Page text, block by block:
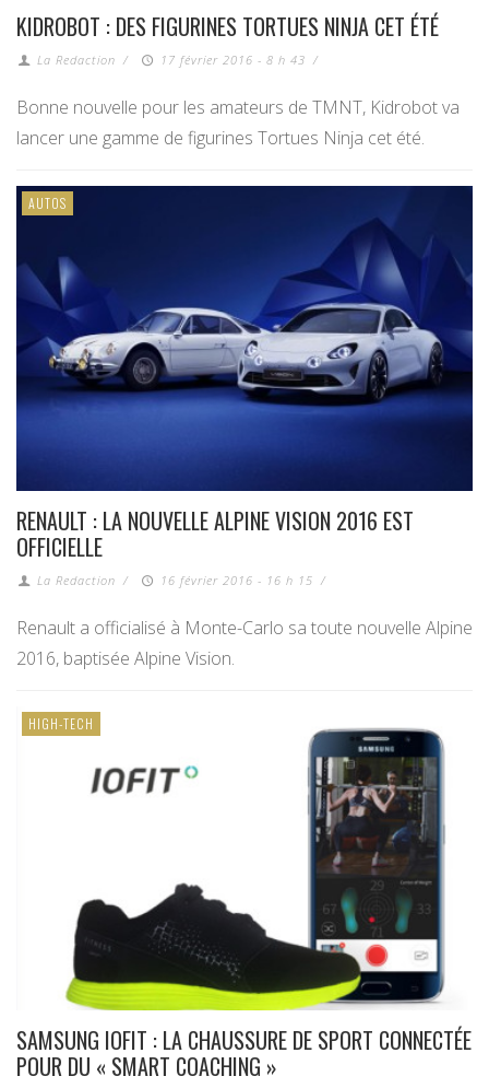
KIDROBOT : DES FIGURINES TORTUES NINJA CET ÉTÉ
La Redaction / 17 février 2016 - 8 h 43 /
Bonne nouvelle pour les amateurs de TMNT, Kidrobot va
lancer une gamme de figurines Tortues Ninja cet été.
AUTOS
RENAULT : LA NOUVELLE ALPINE VISION 2016 EST
OFFICIELLE
La Redaction / 16 février 2016 - 16 h 15 /
Renault a officialisé à Monte-Carlo sa toute nouvelle Alpine
2016, baptisée Alpine Vision.
HIGH-TECH
SAMSUNG IOFIT : LA CHAUSSURE DE SPORT CONNECTÉE
POUR DU « SMART COACHING »